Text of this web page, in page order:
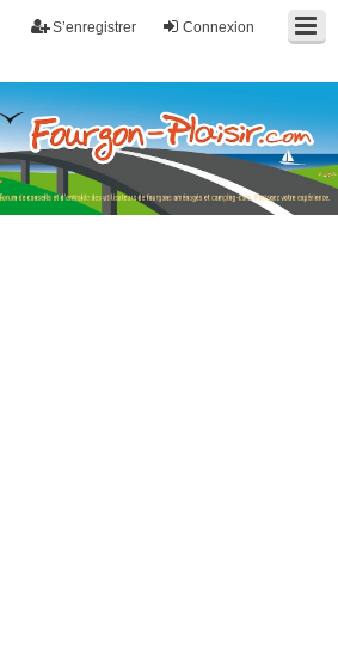
Connexion
S’enregistrer
des utilisateurs de fourgons, fourgons
car. Partagez votre expérience.